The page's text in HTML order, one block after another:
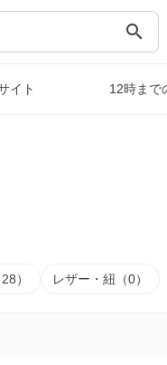
search
イト 12時まで
） レザー・紐（0）